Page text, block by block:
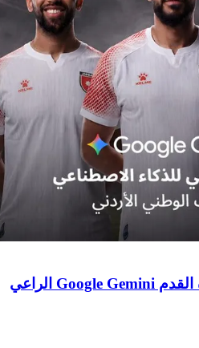
إعلان الاتحاد الأردني لكرة القدم Google Gemini الراعي